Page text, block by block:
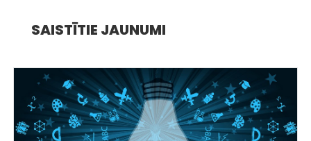
SAISTĪTIE JAUNUMI